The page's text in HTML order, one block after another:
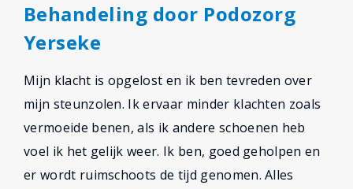
Behandeling door Podozorg
Yerseke
Mijn klacht is opgelost en ik ben tevreden over
mijn steunzolen. Ik ervaar minder klachten zoals
vermoeide benen, als ik andere schoenen heb
voel ik het gelijk weer. Ik ben, goed geholpen en
er wordt ruimschoots de tijd genomen. Alles